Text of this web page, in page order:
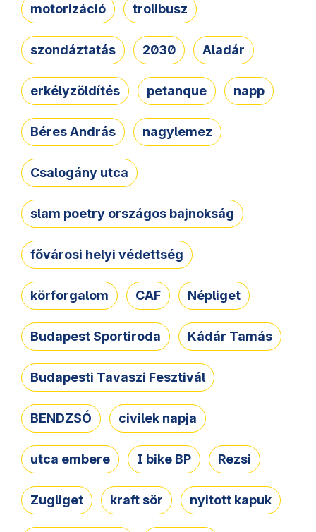
motorizáció trolibusz
szondáztatás 2030 Aladár
erkélyzöldítés petanque napp
Béres András nagylemez
Csalogány utca
slam poetry országos bajnokság
fővárosi helyi védettség
körforgalom CAF Népliget
Budapest Sportiroda Kádár Tamás
Budapesti Tavaszi Fesztivál
BENDZSÓ civilek napja
utca embere I bike BP Rezsi
Zugliget kraft sör nyitott kapuk